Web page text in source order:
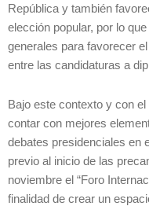
República y también
elección popular, por lo
generales para favorecer
entre las candidaturas a
Bajo este contexto y con
contar con mejores
debates presidenciales en
previo al inicio de las
noviembre el “Foro
finalidad de crear un